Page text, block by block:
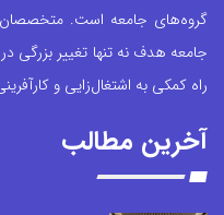
گروه‌های جامعه است. متخصصان
جامعه هدف نه تنها تغییر بزرگی
راه کمکی به اشتغال‌زایی و
آخرین مطالب